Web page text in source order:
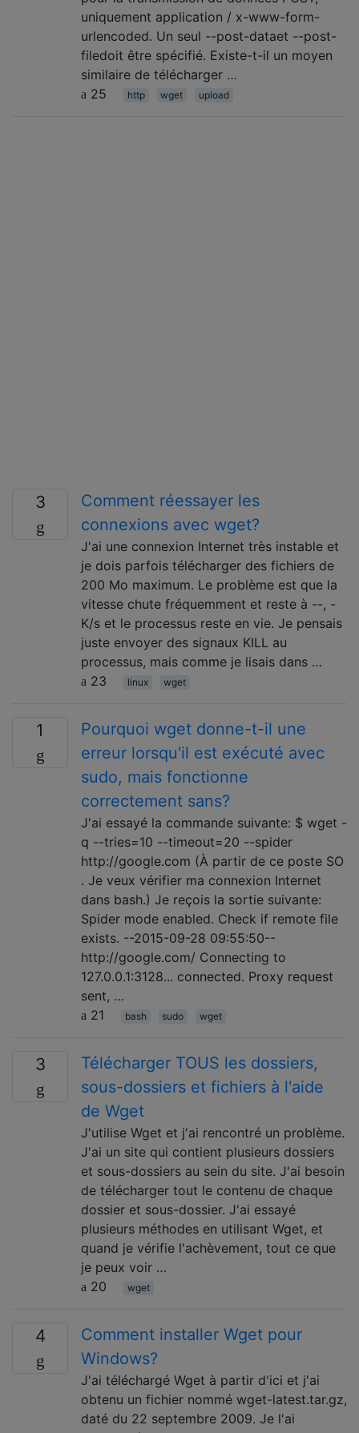
uniquement application / x-www-form-
urlencoded. Un seul --post-dataet --post-
filedoit être spécifié. Existe-t-il un moyen
similaire de télécharger …
25
http wget upload
3
Comment réessayer les
connexions avec wget?
J'ai une connexion Internet très instable et
je dois parfois télécharger des fichiers de
200 Mo maximum. Le problème est que la
vitesse chute fréquemment et reste à --, -
K/s et le processus reste en vie. Je pensais
juste envoyer des signaux KILL au
processus, mais comme je lisais dans …
23
linux wget
1
Pourquoi wget donne-t-il une
erreur lorsqu'il est exécuté avec
sudo, mais fonctionne
correctement sans?
J'ai essayé la commande suivante: $ wget -
q --tries=10 --timeout=20 --spider
http://google.com (À partir de ce poste SO
. Je veux vérifier ma connexion Internet
dans bash.) Je reçois la sortie suivante:
Spider mode enabled. Check if remote file
exists. --2015-09-28 09:55:50--
http://google.com/ Connecting to
127.0.0.1:3128... connected. Proxy request
sent, …
21
bash sudo wget
3
Télécharger TOUS les dossiers,
sous-dossiers et fichiers à l'aide
de Wget
J'utilise Wget et j'ai rencontré un problème.
J'ai un site qui contient plusieurs dossiers
et sous-dossiers au sein du site. J'ai besoin
de télécharger tout le contenu de chaque
dossier et sous-dossier. J'ai essayé
plusieurs méthodes en utilisant Wget, et
quand je vérifie l'achèvement, tout ce que
je peux voir …
20
wget
4
Comment installer Wget pour
Windows?
J'ai téléchargé Wget à partir d'ici et j'ai
obtenu un fichier nommé wget-latest.tar.gz,
daté du 22 septembre 2009. Je l'ai